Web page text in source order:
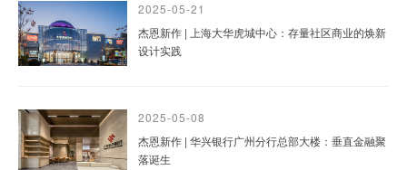
2025-05-21
杰恩新作 | 上海大华虎城中心：存量社区商业的焕新
设计实践
2025-05-08
杰恩新作 | 华兴银行广州分行总部大楼：垂直金融聚
落诞生